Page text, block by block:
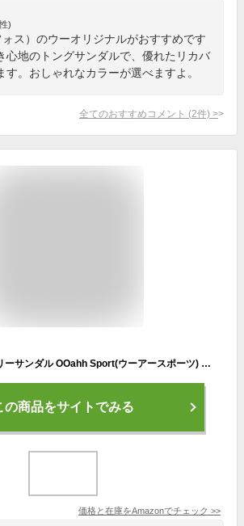
)
ス）のウーオリジナルがおすすめです
心地のトングサンダルで、優れたリカバ
す。おしゃれなカラーが選べますよ。
全てのおすすめコメント (2件) >
[ウーフォス] リカバリーサンダル OOahh Sport(ウーアースポーツ) BlackWhite 27 cm
の商品をサイトでみる
価格と在庫をAmazonでチェック >>